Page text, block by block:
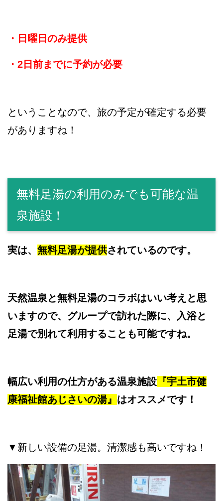
・日曜日のみ提供
・2日前までに予約が必要
ということなので、旅の予定が確定する必要
がありますね！
無料足湯の利用のみでも可能な温
泉施設！
実は、 無料足湯が提供されているのです。
天然温泉と無料足湯のコラボはいい考えと思
いますので、グループで訪れた際に、入浴と
足湯で別れて利用することも可能ですね。
幅広い利用の仕方がある温泉施設 『宇土市健
康福祉館あじさいの湯』 はオススメです！
▼新しい設備の足湯。清潔感も高いですね！